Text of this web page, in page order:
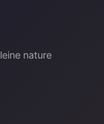
nature